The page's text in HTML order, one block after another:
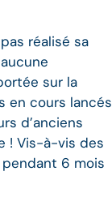
réalisé sa
sur la
en cours lancés
d’anciens
! Vis-à-vis des
6 mois